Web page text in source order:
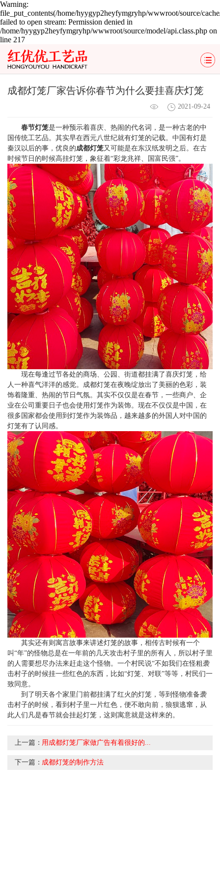
Warning:
file_put_contents(/home/hyygyp2heyfymgryhp/wwwroot/source/
failed to open stream: Permission denied in
/home/hyygyp2heyfymgryhp/wwwroot/source/model/api.class.php on
line 217
成都灯笼厂家告诉你春节为什么要挂喜庆灯笼
2021-09-24
春节灯笼是一种预示着喜庆、热闹的代名词，是一种古老的中
国传统工艺品。其实早在西元八世纪就有灯笼的记载。中国有灯是
秦汉以后的事，优良的成都灯笼又可能是在东汉纸发明之后。在古
时候节日的时候高挂灯笼，象征着“彩龙兆祥、国富民强”。
现在每逢过节各处的商场、公园、街道都挂满了喜庆灯笼，给
人一种喜气洋洋的感觉。成都灯笼在夜晚绽放出了美丽的色彩，装
饰着隆重、热闹的节日气氛。其实不仅仅是在春节，一些商户、企
业在公司重要日子也会使用灯笼作为装饰。现在不仅仅是中国，在
很多国家都会使用到灯笼作为装饰品，越来越多的外国人对中国的
灯笼有了认同感。
其实还有则寓言故事来讲述灯笼的故事，相传古时候有一个
叫“年”的怪物总是在一年前的几天攻击村子里的所有人，所以村子里
的人需要想尽办法来赶走这个怪物。一个村民说“不如我们在怪粗袭
击村子的时候挂一些红色的东西，比如“灯笼、对联”等等，村民们一
致同意。
到了明天各个家里门前都挂满了红火的灯笼，等到怪物准备袭
击村子的时候，看到村子里一片红色，便不敢向前，狼狈逃窜，从
此人们凡是春节就会挂起灯笼，这则寓意就是这样来的。
上一篇： 用成都灯笼厂家做广告有着很好的...
下一篇： 成都灯笼的制作方法